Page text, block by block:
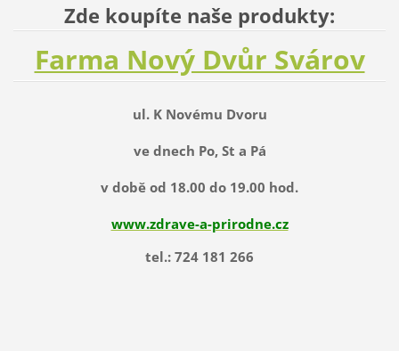
Zde koupíte naše produkty:
Farma Nový Dvůr Svárov
ul. K Novému Dvoru
ve dnech Po, St a Pá
v době od 18.00 do 19.00 hod.
www.zdrave-a-prirodne.cz
tel.: 724 181 266